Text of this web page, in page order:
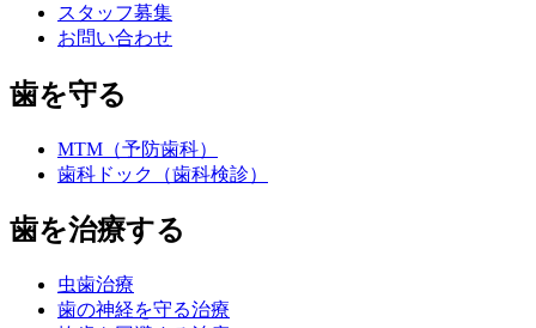
スタッフ募集
お問い合わせ
歯を守る
MTM（予防歯科）
歯科ドック（歯科検診）
歯を治療する
虫歯治療
歯の神経を守る治療